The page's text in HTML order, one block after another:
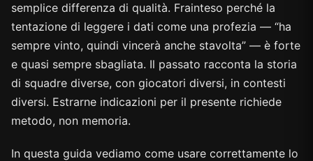
semplice differenza di qualità. Frainteso perché la
tentazione di leggere i dati come una profezia — “ha
sempre vinto, quindi vincerà anche stavolta” — è forte
e quasi sempre sbagliata. Il passato racconta la storia
di squadre diverse, con giocatori diversi, in contesti
diversi. Estrarne indicazioni per il presente richiede
metodo, non memoria.
In questa guida vediamo come usare correttamente lo